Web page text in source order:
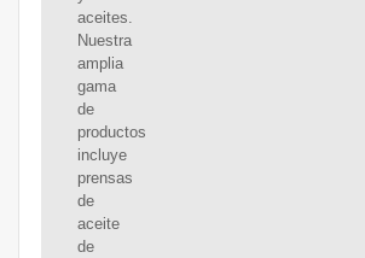
aceites.
Nuestra
amplia
gama
de
productos
incluye
prensas
de
aceite
de